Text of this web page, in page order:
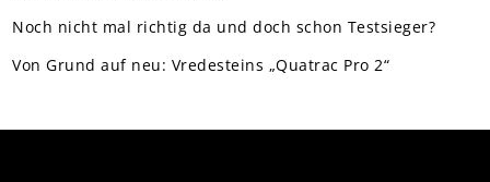
Noch nicht mal richtig da und doch schon Testsieger?
Von Grund auf neu: Vredesteins „Quatrac Pro 2“